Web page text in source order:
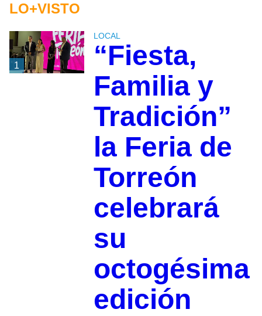
LO+VISTO
1
LOCAL
“Fiesta,
Familia y
Tradición”
la Feria de
Torreón
celebrará
su
octogésima
edición